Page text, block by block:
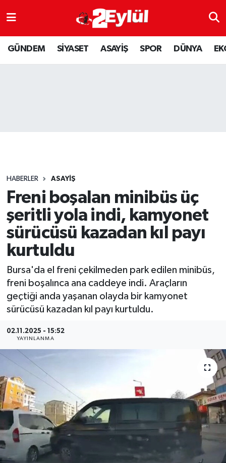
GÜNDEM SİYASET ASAYİŞ SPOR DÜNYA
HABERLER ASAYİŞ
Freni boşalan minibüs üç
şeritli yola indi, kamyonet
sürücüsü kazadan kıl payı
kurtuldu
Bursa'da el freni çekilmeden park edilen minibüs,
freni boşalınca ana caddeye indi. Araçların
geçtiği anda yaşanan olayda bir kamyonet
sürücüsü kazadan kıl payı kurtuldu.
02.11.2025 - 15:52
YAYINLANMA
ASAYİŞ
DÜNYA
SPOR
YAŞAM
Nöbetçi Eczaneler
Hava Durumu
Son Dakika Haberleri
Haber Arşivi